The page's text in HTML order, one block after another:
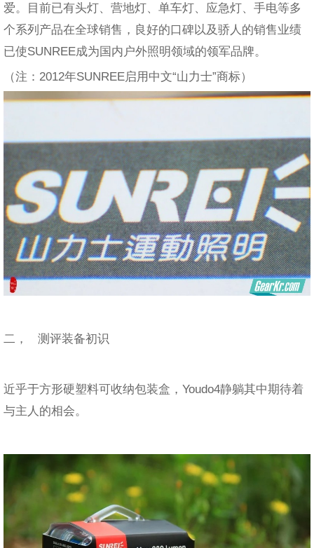
爱。目前已有头灯、营地灯、单车灯、应急灯、手电等多
个系列产品在全球销售，良好的口碑以及骄人的销售业绩
已使SUNREE成为国内户外照明领域的领军品牌。
（注：2012年SUNREE启用中文“山力士”商标）
二， 测评装备初识
近乎于方形硬塑料可收纳包装盒，Youdo4静躺其中期待着
与主人的相会。